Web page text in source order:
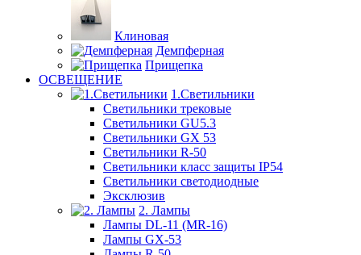
Клиновая
Демпферная
Прищепка
ОСВЕЩЕНИЕ
1.Светильники
Светильники трековые
Светильники GU5.3
Светильники GX 53
Светильники R-50
Светильники класс защиты IP54
Светильники светодиодные
Эксклюзив
2. Лампы
Лампы DL-11 (MR-16)
Лампы GX-53